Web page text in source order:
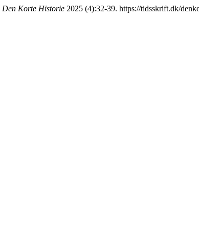
Den Korte Historie 2025 (4):32-39. https://tidsskrift.dk/